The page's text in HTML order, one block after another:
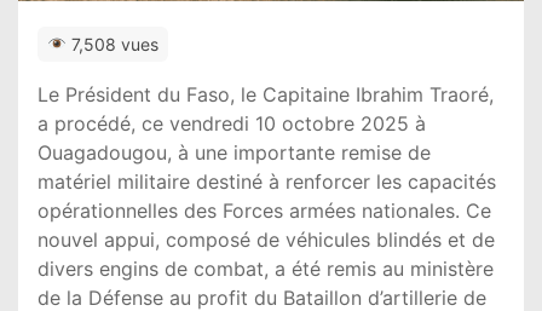
7,508 vues
Le Président du Faso, le Capitaine Ibrahim Traoré,
a procédé, ce vendredi 10 octobre 2025 à
Ouagadougou, à une importante remise de
matériel militaire destiné à renforcer les capacités
opérationnelles des Forces armées nationales. Ce
nouvel appui, composé de véhicules blindés et de
divers engins de combat, a été remis au ministère
de la Défense au profit du Bataillon d’artillerie de